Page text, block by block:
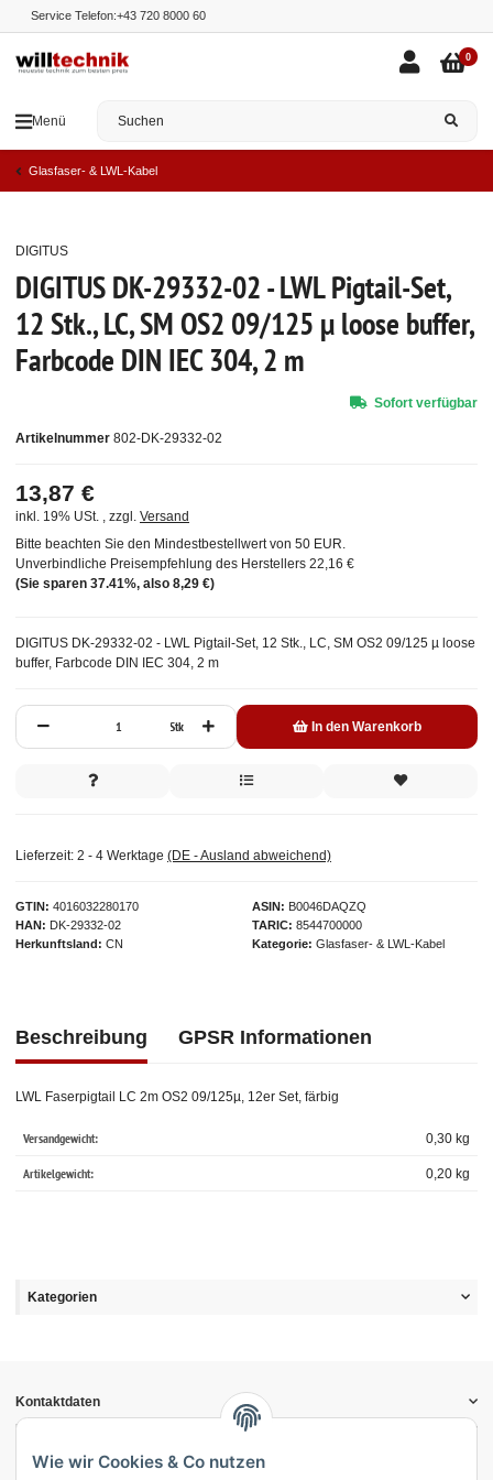
Wie wir Cookies & Co nutzen
Service Telefon:+43 720 8000 60
Menü
0
Glasfaser- & LWL-Kabel
DIGITUS DK-29332-02 - LWL Pigtail-Set,
12 Stk., LC, SM OS2 09/125 µ loose buffer,
Farbcode DIN IEC 304, 2 m
Artikelnummer 802-DK-29332-02
GTIN 4016032280170
HAN
DK-29332-02
Herkunftsland
CN
ASIN
B0046DAQZQ
TARIC
8544700000
Kategorie
Glasfaser- & LWL-Kabel
DIGITUS
DIGITUS DK-29332-02 - LWL Pigtail-Set, 12 Stk., LC, SM OS2 09/125 µ loose
buffer, Farbcode DIN IEC 304, 2 m
13,87 €
inkl. 19% USt. , zzgl. Versand
Bitte beachten Sie den Mindestbestellwert von 50 EUR.
Unverbindliche Preisempfehlung des Herstellers 22,16 €
(Sie sparen 37.41%, also 8,29 €)
Stk In den Warenkorb
Sofort verfügbar
Lieferzeit: 2 - 4 Werktage (DE - Ausland abweichend)
Beschreibung GPSR Informationen
LWL Faserpigtail LC 2m OS2 09/125µ, 12er Set, färbig
Versandgewicht: 0,30 kg
Artikelgewicht: 0,20 kg
Kategorien
Kontaktdaten
Informationen
Gesetzliche Informationen